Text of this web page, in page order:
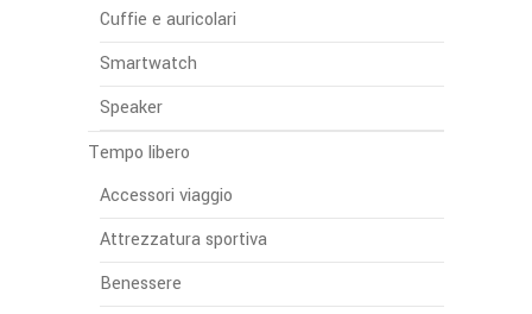
Cuffie e auricolari
Smartwatch
Speaker
Tempo libero
Accessori viaggio
Attrezzatura sportiva
Benessere